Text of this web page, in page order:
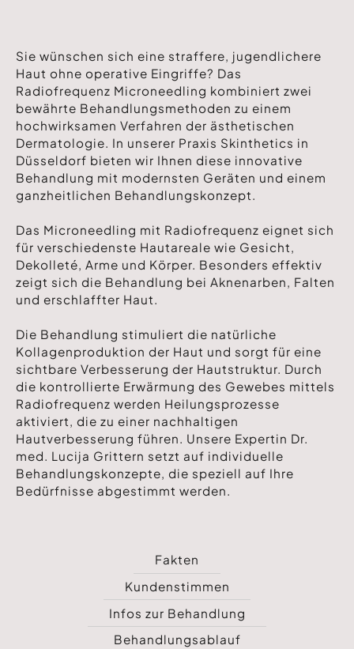
Sie wünschen sich eine straffere, jugendlichere
Haut ohne operative Eingriffe? Das
Radiofrequenz Microneedling kombiniert zwei
bewährte Behandlungsmethoden zu einem
hochwirksamen Verfahren der ästhetischen
Dermatologie. In unserer Praxis Skinthetics in
Düsseldorf bieten wir Ihnen diese innovative
Behandlung mit modernsten Geräten und einem
ganzheitlichen Behandlungskonzept.
Das Microneedling mit Radiofrequenz eignet sich
für verschiedenste Hautareale wie Gesicht,
Dekolleté, Arme und Körper. Besonders effektiv
zeigt sich die Behandlung bei Aknenarben, Falten
und erschlaffter Haut.
Die Behandlung stimuliert die natürliche
Kollagenproduktion der Haut und sorgt für eine
sichtbare Verbesserung der Hautstruktur. Durch
die kontrollierte Erwärmung des Gewebes mittels
Radiofrequenz werden Heilungsprozesse
aktiviert, die zu einer nachhaltigen
Hautverbesserung führen. Unsere Expertin Dr.
med. Lucija Grittern setzt auf individuelle
Behandlungskonzepte, die speziell auf Ihre
Bedürfnisse abgestimmt werden.
Fakten
Kundenstimmen
Infos zur Behandlung
Behandlungsablauf